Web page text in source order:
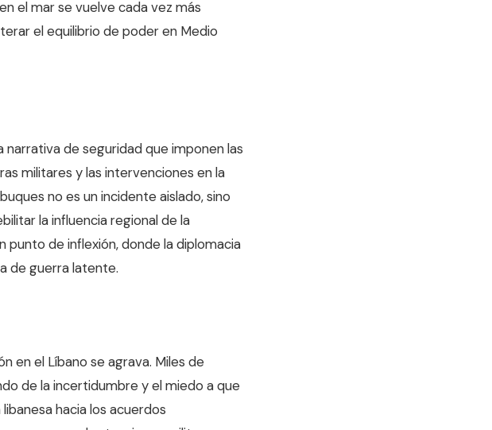
el mar se vuelve cada vez más
el equilibrio de poder en Medio
de seguridad que imponen las
militares y las intervenciones en la
no es un incidente aislado, sino
la influencia regional de la
punto de inflexión, donde la diplomacia
de guerra latente.
en el Líbano se agrava. Miles de
de la incertidumbre y el miedo a que
hacia los acuerdos